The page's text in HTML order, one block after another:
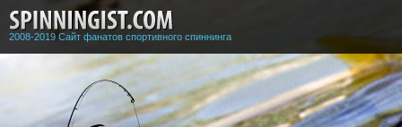
2008-2019 Сайт фанатов спортивного спиннинга